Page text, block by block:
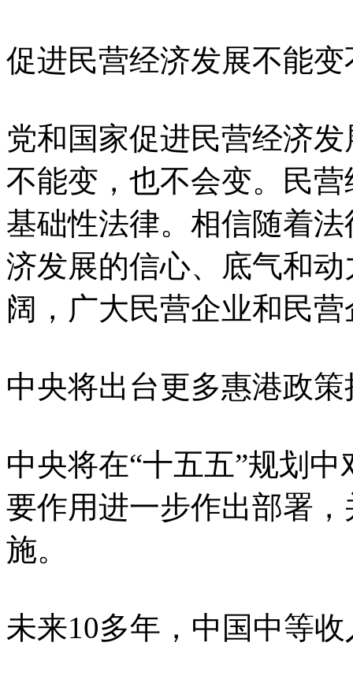
促进民营经济发展不能变
党和国家促进民营经济
不能变，也不会变。民
基础性法律。相信随着
济发展的信心、底气和
阔，广大民营企业和民
中央将出台更多惠港政策
中央将在“十五五”规划
要作用进一步作出部署
施。
未来10多年，中国中等